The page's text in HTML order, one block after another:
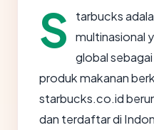
S
tarbucks
multinasional
global
produk makanan
starbucks.co.id
dan terdaftar di